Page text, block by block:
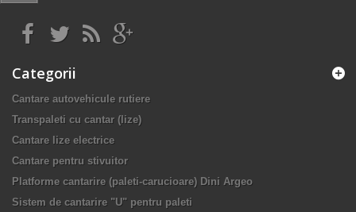
Categorii
Cantare autovehicule rutiere
Transpaleti cu cantar (lize)
Cantare lize electrice
Cantare pentru stivuitor
Platforme cantarire (paleti-carucioare) Dini Argeo
Sistem de cantarire "U" pentru paleti